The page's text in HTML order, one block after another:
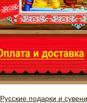
Русские подарки и